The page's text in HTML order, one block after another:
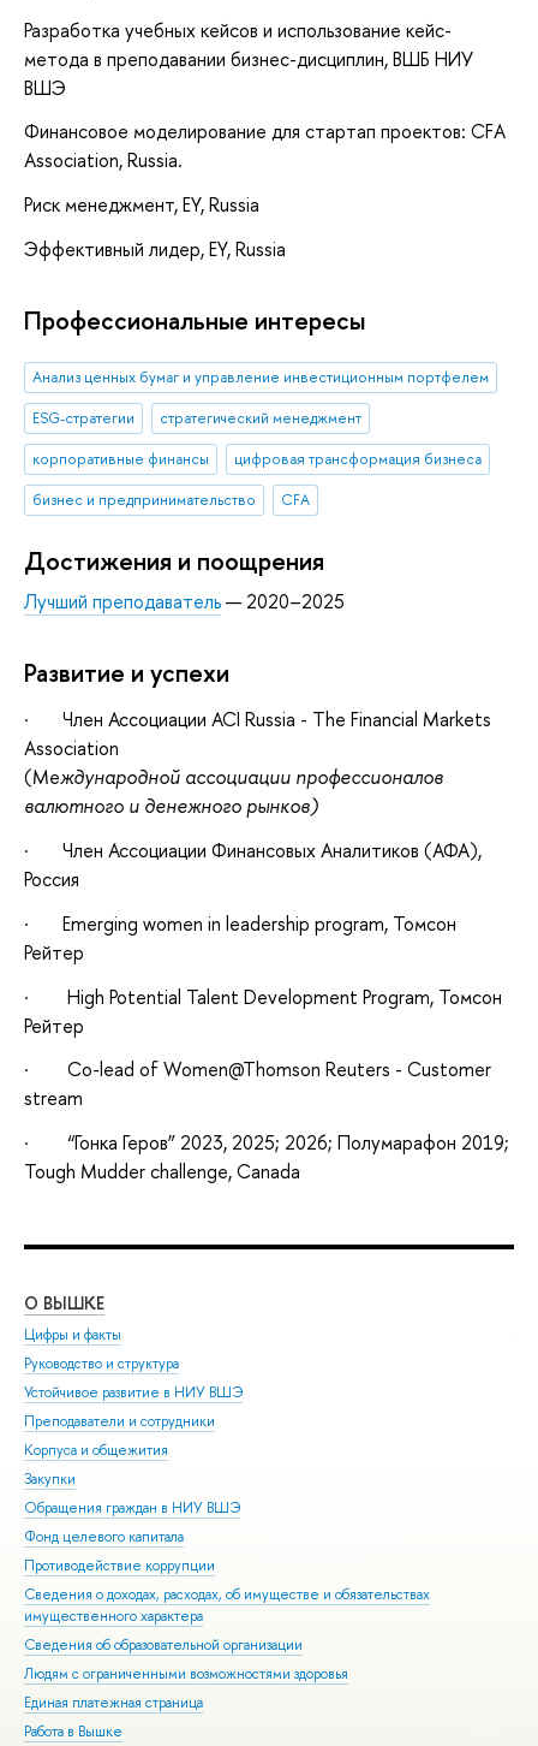
Разработка учебных кейсов и использование кейс-
метода в преподавании бизнес-дисциплин, ВШБ НИУ
ВШЭ
Финансовое моделирование для стартап проектов: CFA
Association, Russia.
Риск менеджмент, EY, Russia
Эффективный лидер, EY, Russia
Профессиональные интересы
Анализ ценных бумаг и управление инвестиционным портфелем
ESG-стратегии
стратегический менеджмент
корпоративные финансы
цифровая трансформация бизнеса
бизнес и предпринимательство
CFA
Достижения и поощрения
Лучший преподаватель— 2020–2025
Развитие и успехи
· Член Ассоциации ACI Russia - The Financial Markets
Association
(Международной ассоциации профессионалов
валютного и денежного рынков)
· Член Ассоциации Финансовых Аналитиков (АФА),
Россия
· Emerging women in leadership program, Томсон
Рейтер
· High Potential Talent Development Program, Томсон
Рейтер
· Co-lead of Women@Thomson Reuters - Customer
stream
· “Гонка Геров” 2023, 2025; 2026; Полумарафон 2019;
Tough Mudder challenge, Canada
О ВЫШКЕ
Цифры и факты
Руководство и структура
Устойчивое развитие в НИУ ВШЭ
Преподаватели и сотрудники
Корпуса и общежития
Закупки
Обращения граждан в НИУ ВШЭ
Фонд целевого капитала
Противодействие коррупции
Сведения о доходах, расходах, об имуществе и обязательствах
имущественного характера
Сведения об образовательной организации
Людям с ограниченными возможностями здоровья
Единая платежная страница
Работа в Вышке